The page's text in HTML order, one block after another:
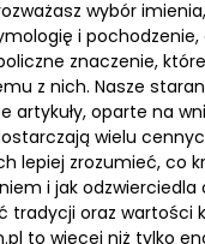
wybór
i pochodzenie,
znaczenie,
z nich. Nasze
artykuły, oparte na
wielu
lepiej zrozumieć, co
i jak odzwierciedla
tradycji oraz wartości
to więcej niż tylko